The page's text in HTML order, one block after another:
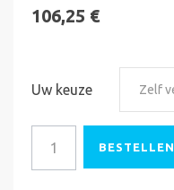
106,25 €
Uw keuze
BESTELLEN